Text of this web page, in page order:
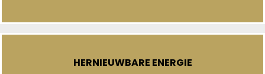
HERNIEUWBARE ENERGIE